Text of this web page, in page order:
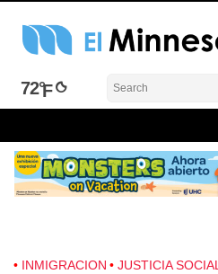
Skip
El Minnesota de Hoy Noticias
Latino Noticias Minnesota News
72°
INMIGRACION JUSTICIA SOCIAL